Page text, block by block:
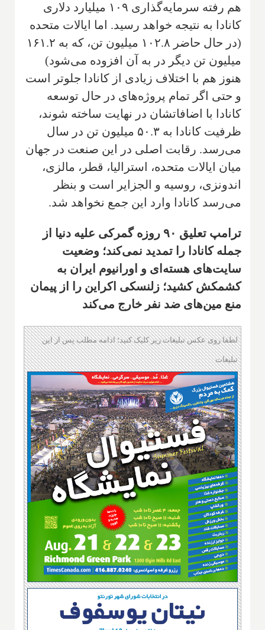
هم رفته سرمایه‌گذاری ۱۰۹ میلیارد دلاری
کانادا به نتیجه خواهد رسید. اما ایالات متحده
(در حال حاضر ۱۰۲.۸ میلیون تن، که به ۱۶۱.۲
میلیون تن دیگر در به آن افزوده می‌شود)
هنوز هم با اختلاف زیادی از کانادا جلوتر است
و حتی اگر تمام پروژه‌های در حال توسعه
کانادا با اضافاتشان در نهایت ساخته شوند،
ظرفیت کانادا به ۵۰.۳ میلیون تن در سال
می‌رسد. رقابت اصلی در این صنعت در جهان
میان ایالات متحده، استرالیا، قطر، مالزی،
اندونزی، روسیه و الجزایر است و بنظر
می‌رسد کانادا وارد این جمع نخواهد شد.
ترامپ تعلیق ۹۰ روزه گمرکی علیه دنیا از
جمله کانادا را تمدید نمی‌کند؛ وضعیت
سایت‌های هسته‌ای و اورانیوم ایران به
کشمکش کشید؛ زلنسکی اکراین را از پیمان
منع مین‌های ضد نفر خارج می‌کند
لطفا روی عکس تبلیغات زیر کلیک کنید؛ ادامه مطلب پس از این
تبلیغات